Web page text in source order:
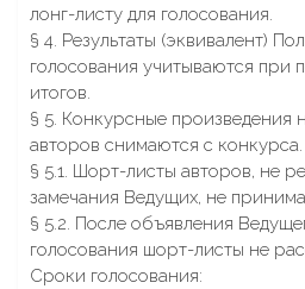
лонг-листу для голосования.
§ 4. Результаты (эквивалент)
голосования учитываются при
итогов.
§ 5. Конкурсные произведения
авторов снимаются с конкурса.
§ 5.1. Шорт-листы авторов, не
замечания Ведущих, не
§ 5.2. После объявления
голосования шорт-листы не
Сроки голосования: